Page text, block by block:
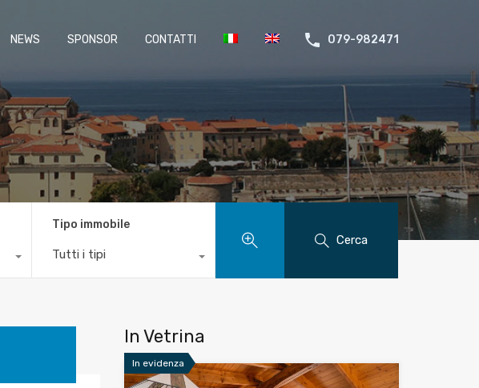
NEWS SPONSOR CONTATTI 079-982471
Tipo immobile
Tutti i tipi
Cerca
In Vetrina
In evidenza